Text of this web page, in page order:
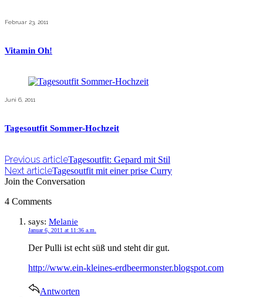
Februar 23, 2011
Vitamin Oh!
Juni 6, 2011
Tagesoutfit Sommer-Hochzeit
Previous articleTagesoutfit: Gepard mit Stil
Next articleTagesoutfit mit einer prise Curry
Join the Conversation
4 Comments
says: Melanie
Januar 6, 2011 at 11:36 a.m.
Der Pulli ist echt süß und steht dir gut.
http://www.ein-kleines-erdbeermonster.blogspot.com
Antworten